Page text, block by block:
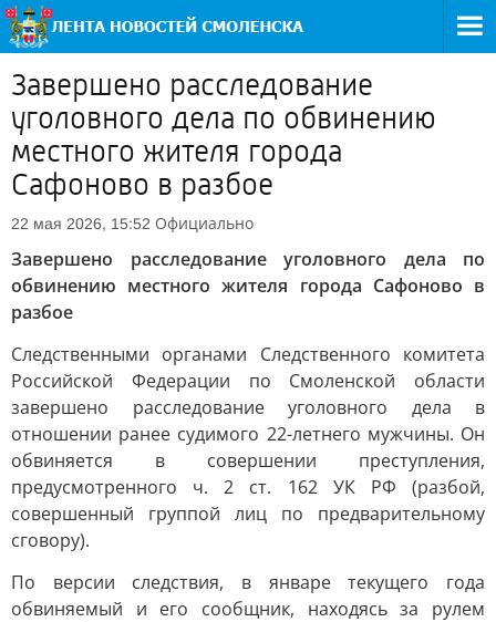
Завершено расследование
уголовного дела по обвинению
местного жителя города
Сафоново в разбое
22 мая 2026, 15:52 Официально
Завершено расследование уголовного дела по
обвинению местного жителя города Сафоново в
разбое
Следственными органами Следственного комитета
Российской Федерации по Смоленской области
завершено расследование уголовного дела в
отношении ранее судимого 22-летнего мужчины. Он
обвиняется в совершении преступления,
предусмотренного ч. 2 ст. 162 УК РФ (разбой,
совершенный группой лиц по предварительному
сговору).
По версии следствия, в январе текущего года
обвиняемый и его сообщник, находясь за рулем